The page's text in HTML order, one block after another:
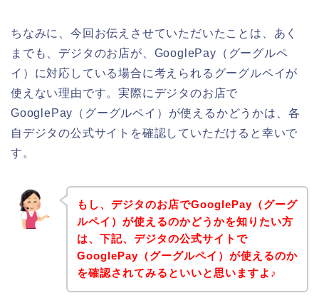
ちなみに、今回お伝えさせていただいたことは、あく
までも、デジタのお店が、GooglePay（グーグルペ
イ）に対応している場合に考えられるグーグルペイが
使えない理由です。実際にデジタのお店で
GooglePay（グーグルペイ）が使えるかどうかは、各
自デジタの公式サイトを確認していただけると幸いで
す。
もし、デジタのお店でGooglePay（グーグ
ルペイ）が使えるのかどうかを知りたい方
は、下記、デジタの公式サイトで
GooglePay（グーグルペイ）が使えるのか
を確認されてみるといいと思いますよ♪